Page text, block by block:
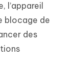
l’appareil
blocage de
des